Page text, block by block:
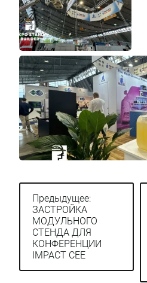
Навигация
по
записям
Предыдущее:
ЗАСТРОЙКА
МОДУЛЬНОГО
СТЕНДА ДЛЯ
КОНФЕРЕНЦИИ
IMPACT CEE